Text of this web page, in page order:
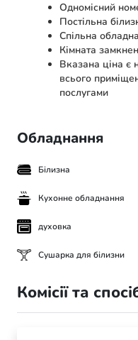
Одномісний
Постільна
Спільна
Кімната
Вказана ціна є
всього
послугами
Обладнання
Білизна
Кухонне обладнання
духовка
Сушарка для білизни
Комісії та